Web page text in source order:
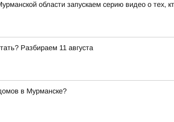
области запускаем серию видео о тех,
Разбираем 11 августа
в Мурманске?